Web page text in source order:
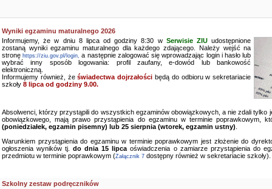
Wyniki egzaminu maturalnego 2026
Informujemy, że w dniu 8 lipca od godziny 8:30 w Serwisie ZIU udostępnione
zostaną wyniki egzaminu maturalnego dla każdego zdającego. Należy wejść na
stronęhttps://ziu.gov.pl/login, a następnie zalogować się wprowadzając login i hasło lub
wybrać inny sposób logowania: profil zaufany, e-dowód lub bankowość
elektroniczną.
Informujemy również, żeświadectwa dojrzałości będą do odbioru w sekretariacie
szkoły 8 lipca od godziny 9.00.
Absolwenci, którzy przystąpili do wszystkich egzaminów obowiązkowych, a nie zdali tylko
obowiązkowego, mają prawo przystąpienia do egzaminu w terminie poprawkowym,
(poniedziałek, egzamin pisemny) lub 25 sierpnia (wtorek, egzamin ustny)
Warunkiem przystąpienia do egzaminu w terminie poprawkowym jest złożenie do
ogłoszenia wyników tj.do dnia 15 lipca oświadczenia o zamiarze przystąpienia do
przedmiotu w terminie poprawkowym (Załącznik 7 dostępny również w sekretariacie szkoły).
Szkolny zestaw podręczników